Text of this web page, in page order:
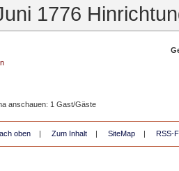
1776
anschauen: 1 Gast/Gäste
oben | Zum Inhalt | SiteMap | RSS-